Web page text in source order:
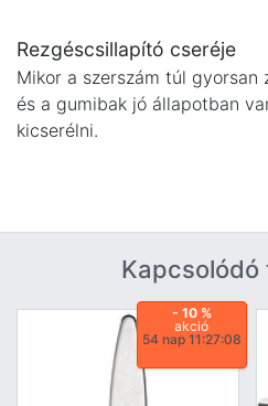
Rezgéscsillapító cseréje
Mikor a szerszám túl gyorsan
és a gumibak jó állapotban
kicserélni.
Kapcsolódó
- 10 %
akció
54 nap 11:27:07